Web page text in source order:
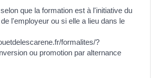
que la formation est à l'initiative du
l'employeur ou si elle a lieu dans le
formalites/?
ou promotion par alternance